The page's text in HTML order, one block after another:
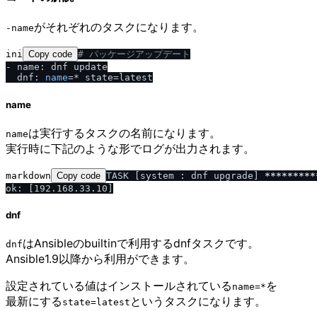
-nameがそれぞれのタスクになります。
ini Copy code # パッケージアップデート
- name: dnf update
  dnf:
name
name
nameは実行するタスクの名前になります。
実行時に下記のような形でログが出力されます。
markdown Copy code TASK [system : dnf upgrade] ********
dnf
dnfはAnsibleのbuiltinで利用するdnfタスクです。
Ansible1.9以降から利用ができます。
設定されている値はインストールされている name=* を
最新にする state=latest というタスクになります。